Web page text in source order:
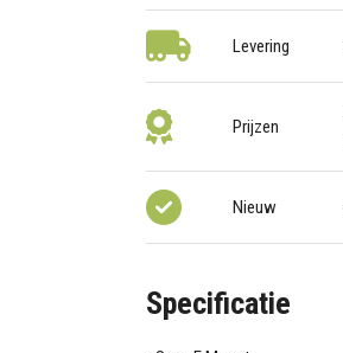
Levering
Prijzen
Nieuw
Specificatie